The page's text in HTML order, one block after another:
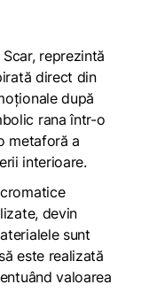
reprezintă
direct din
după
rana într-o
metaforă a
interioare.
devin
sunt
este realizată
valoarea